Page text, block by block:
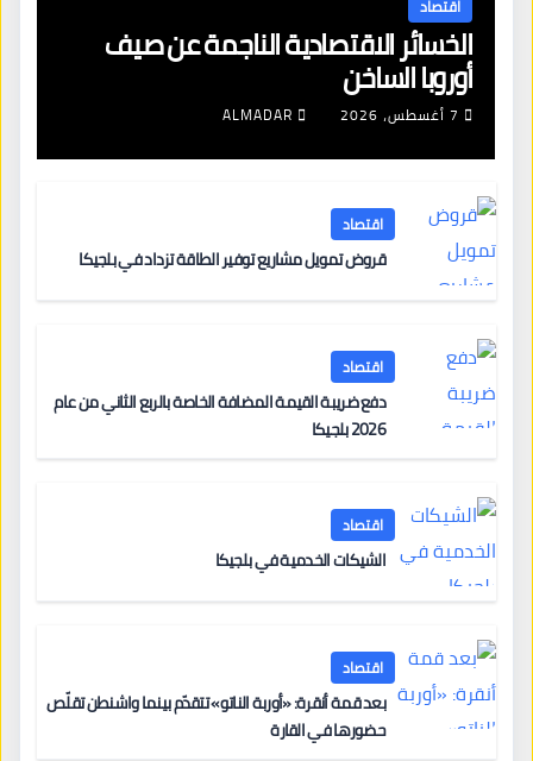
اقتصاد
الخسائر الاقتصادية الناجمة عن صيف
أوروبا الساخن
7 أغسطس، 2026 ALMADAR
اقتصاد
قروض تمويل مشاريع توفير الطاقة تزداد في بلجيكا
اقتصاد
دفع ضريبة القيمة المضافة الخاصة بالربع الثاني من عام
2026 بلجيكا
اقتصاد
الشيكات الخدمية في بلجيكا
اقتصاد
بعد قمة أنقرة: «أوربة الناتو» تتقدّم بينما واشنطن تقلّص
حضورها في القارة